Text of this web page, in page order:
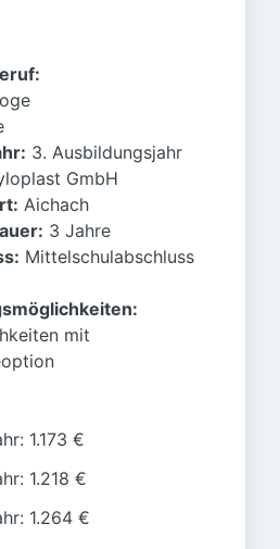
3. Ausbildungsjahr
GmbH
Aichach
3 Jahre
Mittelschulabschluss
mit
1.173 €
1.218 €
1.264 €